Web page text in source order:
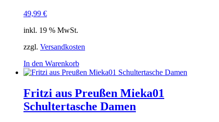
49,99 €
inkl. 19 % MwSt.
zzgl. Versandkosten
In den Warenkorb
Fritzi aus Preußen Mieka01
Schultertasche Damen